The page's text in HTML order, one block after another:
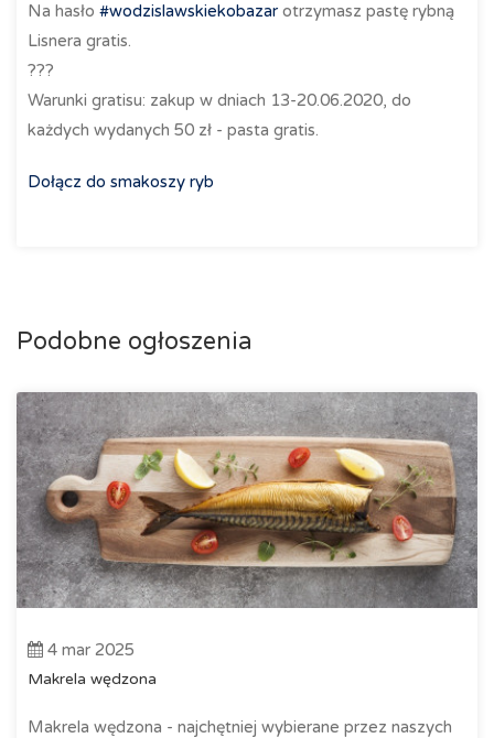
Na hasło #wodzislawskiekobazar otrzymasz pastę rybną
Lisnera gratis.
???
Warunki gratisu: zakup w dniach 13-20.06.2020, do
każdych wydanych 50 zł - pasta gratis.
Dołącz do smakoszy ryb
Podobne ogłoszenia
4 mar 2025
Makrela wędzona
Makrela wędzona - najchętniej wybierane przez naszych